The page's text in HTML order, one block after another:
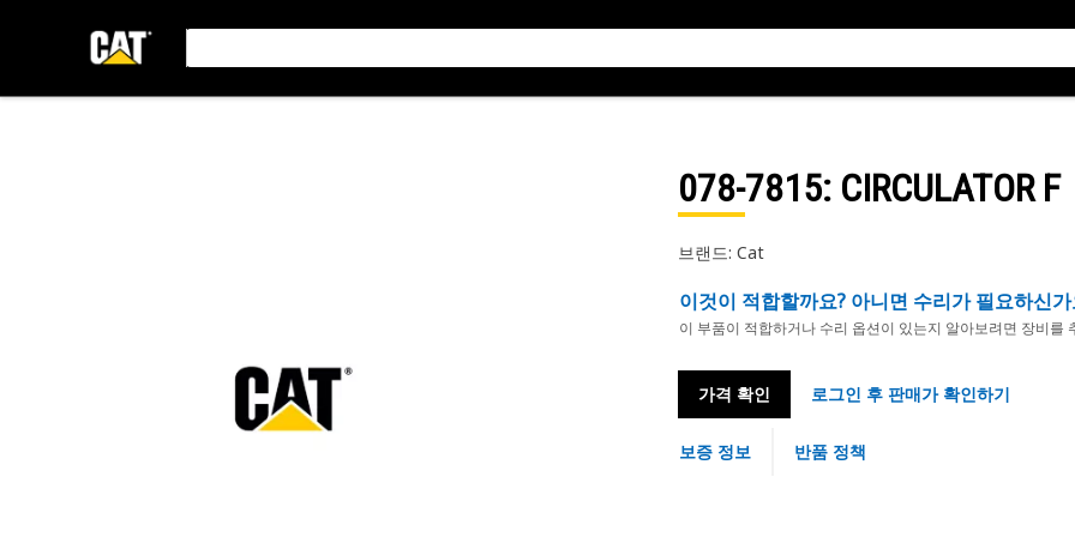
078-7815: CIRCULATOR F
브랜드: Cat
이것이 적합할까요? 아니면 수리가 필요하신가
이 부품이 적합하거나 수리 옵션이 있는지 알아보려면 장비를
가격 확인 로그인 후 판매가 확인하기
보증 정보 반품 정책